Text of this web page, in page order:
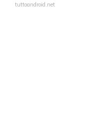
tuttoandroid.net